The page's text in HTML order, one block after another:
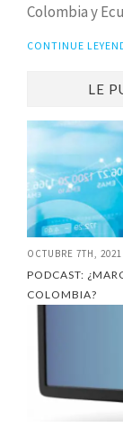
Colombia y
CONTINUE
LE
OCTUBRE 7TH, 2021
PODCAST:
COLOMBIA?